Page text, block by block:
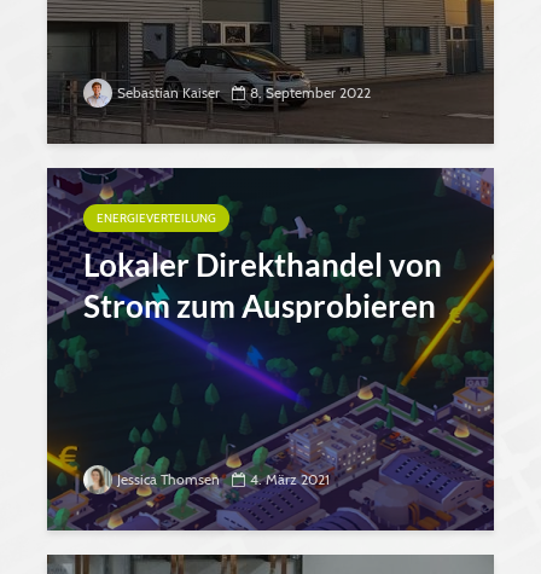
Sebastian Kaiser 8. September 2022
ENERGIEVERTEILUNG
Lokaler Direkthandel von
Strom zum Ausprobieren
Jessica Thomsen 4. März 2021